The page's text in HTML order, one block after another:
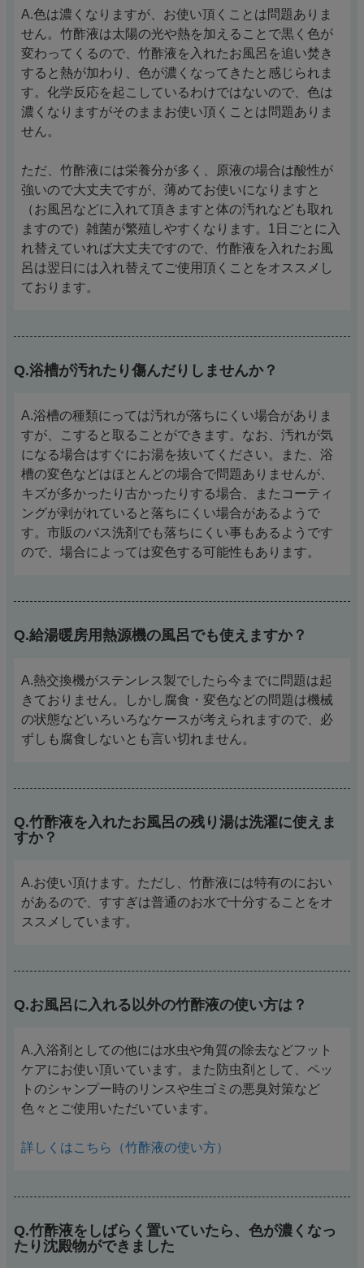
A.色は濃くなりますが、お使い頂くことは問題ありま
せん。竹酢液は太陽の光や熱を加えることで黒く色が
変わってくるので、竹酢液を入れたお風呂を追い焚き
すると熱が加わり、色が濃くなってきたと感じられま
す。化学反応を起こしているわけではないので、色は
濃くなりますがそのままお使い頂くことは問題ありま
せん。
ただ、竹酢液には栄養分が多く、原液の場合は酸性が
強いので大丈夫ですが、薄めてお使いになりますと
（お風呂などに入れて頂きますと体の汚れなども取れ
ますので）雑菌が繁殖しやすくなります。1日ごとに入
れ替えていれば大丈夫ですので、竹酢液を入れたお風
呂は翌日には入れ替えてご使用頂くことをオススメし
ております。
Q.浴槽が汚れたり傷んだりしませんか？
A.浴槽の種類にっては汚れが落ちにくい場合がありま
すが、こすると取ることができます。なお、汚れが気
になる場合はすぐにお湯を抜いてください。また、浴
槽の変色などはほとんどの場合で問題ありませんが、
キズが多かったり古かったりする場合、またコーティ
ングが剥がれていると落ちにくい場合があるようで
す。市販のバス洗剤でも落ちにくい事もあるようです
ので、場合によっては変色する可能性もあります。
Q.給湯暖房用熱源機の風呂でも使えますか？
A.熱交換機がステンレス製でしたら今までに問題は起
きておりません。しかし腐食・変色などの問題は機械
の状態などいろいろなケースが考えられますので、必
ずしも腐食しないとも言い切れません。
Q.竹酢液を入れたお風呂の残り湯は洗濯に使えま
すか？
A.お使い頂けます。ただし、竹酢液には特有のにおい
があるので、すすぎは普通のお水で十分することをオ
ススメしています。
Q.お風呂に入れる以外の竹酢液の使い方は？
A.入浴剤としての他には水虫や角質の除去などフット
ケアにお使い頂いています。また防虫剤として、ペッ
トのシャンプー時のリンスや生ゴミの悪臭対策など
色々とご使用いただいています。
詳しくはこちら（竹酢液の使い方）
Q.竹酢液をしばらく置いていたら、色が濃くなっ
たり沈殿物ができました